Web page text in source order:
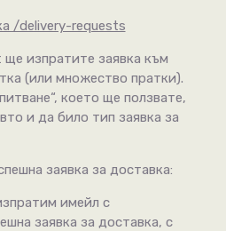
/delivery-requests
изпратите заявка към
(или множество пратки).
което ще ползвате,
и да било тип заявка за
заявка за доставка:
имейл с
заявка за доставка, с